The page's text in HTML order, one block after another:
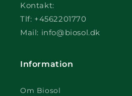
Kontakt:
Tlf: +4562201770
Mail: info@biosol.dk
Information
Om Biosol